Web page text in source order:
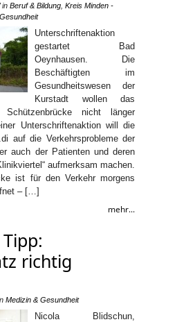
in Beruf & Bildung Kreis Minden -
Unterschriftenaktion
gestartet Bad
Oeynhausen. Die
Beschäftigten im
Gesundheitswesen der
Kurstadt wollen das
nicht länger
Unterschriftenaktion will die
auf die Verkehrsprobleme der
auch der Patienten und deren
aufmerksam machen.
ist für den Verkehr morgens
– […]
mehr...
richtig
Medizin & Gesundheit
Nicola Blidschun,